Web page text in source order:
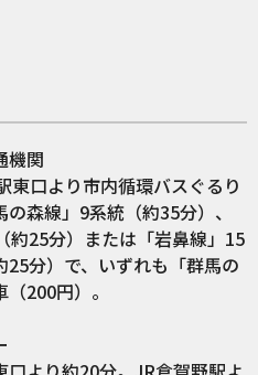
機関
東口より市内循環バスぐるり
の森線」9系統（約35分）、
約25分）または「岩鼻線」15
25分）で、いずれも「群馬の
200円）。